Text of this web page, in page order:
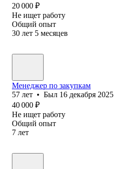
20 000 ₽
Не ищет работу
Общий опыт
30 лет 5 месяцев
Менеджер по закупкам
57 лет • Был 16 декабря 2025
40 000 ₽
Не ищет работу
Общий опыт
7 лет